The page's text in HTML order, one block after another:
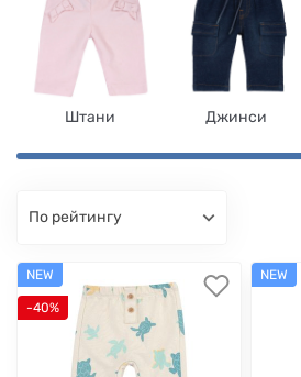
Штани Джинси
по рейтингу
NEW
-40%
NEW